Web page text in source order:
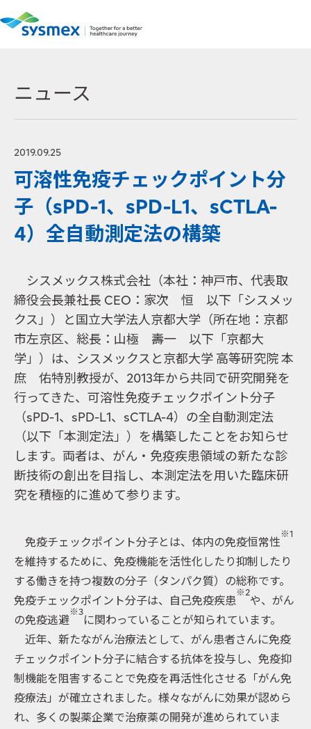
ニュース
2019.09.25
可溶性免疫チェックポイント分
子（sPD-1、sPD-L1、sCTLA-
4）全自動測定法の構築
シスメックス株式会社（本社：神戸市、代表取
締役会長兼社長 CEO：家次 恒 以下「シスメッ
クス」）と国立大学法人京都大学（所在地：京都
市左京区、総長：山極 壽一 以下「京都大
学」）は、シスメックスと京都大学 高等研究院 本
庶 佑特別教授が、2013年から共同で研究開発を
行ってきた、可溶性免疫チェックポイント分子
（sPD-1、sPD-L1、sCTLA-4）の全自動測定法
（以下「本測定法」）を構築したことをお知らせ
します。両者は、がん・免疫疾患領域の新たな診
断技術の創出を目指し、本測定法を用いた臨床研
究を積極的に進めて参ります。
免疫チェックポイント分子とは、体内の免疫恒常性
※1
を維持するために、免疫機能を活性化したり抑制したり
する働きを持つ複数の分子（タンパク質）の総称です。
免疫チェックポイント分子は、自己免疫疾患
※2
や、がん
の免疫逃避
※3
に関わっていることが知られています。
近年、新たながん治療法として、がん患者さんに免疫
チェックポイント分子に結合する抗体を投与し、免疫抑
制機能を阻害することで免疫を再活性化させる「がん免
疫療法」が確立されました。様々ながんに効果が認めら
れ、多くの製薬企業で治療薬の開発が進められていま